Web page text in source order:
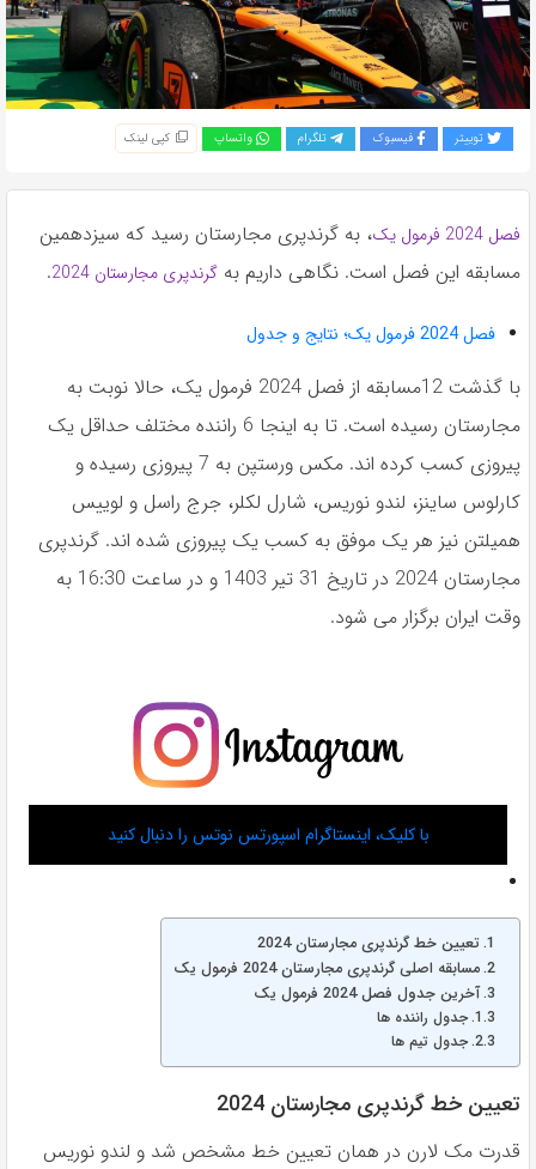
به
اشتراک
بگذارید.
کپی
توییتر فیسبوک تلگرام واتساپ کپی لینک
فصل 2024 فرمول یک
، به گرندپری مجارستان رسید که سیزدهمین
مسابقه این فصل است. نگاهی داریم به گرندپری مجارستان 2024 .
فصل 2024 فرمول یک؛ نتایج و جدول
با گذشت 12مسابقه از فصل 2024 فرمول یک، حالا نوبت به
مجارستان رسیده است. تا به اینجا 6 راننده مختلف حداقل یک
پیروزی کسب کرده اند. مکس ورستپن به 7 پیروزی رسیده و
کارلوس ساینز، لندو نوریس، شارل لکلر، جرج راسل و لوییس
همیلتن نیز هر یک موفق به کسب یک پیروزی شده اند. گرندپری
مجارستان 2024 در تاریخ 31 تیر 1403 و در ساعت 16:30 به
وقت ایران برگزار می شود.
با کلیک، اینستاگرام اسپورتس نوتس را دنبال کنید
تعیین خط گرندپری مجارستان 2024
مسابقه اصلی گرندپری مجارستان 2024 فرمول یک
آخرین جدول فصل 2024 فرمول یک
جدول راننده ها
جدول تیم ها
تعیین خط گرندپری مجارستان 2024
قدرت مک لارن در همان تعیین خط مشخص شد و لندو نوریس